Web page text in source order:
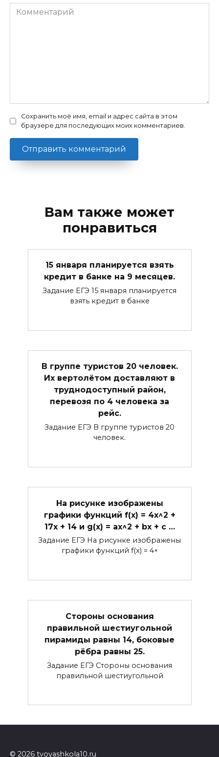
Комментарий
Сохранить моё имя, email и адрес сайта в этом
браузере для последующих моих комментариев.
Вам также может
понравиться
15 января планируется взять
кредит в банке на 9 месяцев.
Задание ЕГЭ 15 января планируется
взять кредит в банке
В группе туристов 20 человек.
Их вертолётом доставляют в
труднодоступный район,
перевозя по 4 человека за
рейс.
Задание ЕГЭ В группе туристов 20
человек.
На рисунке изображены
графики функций f(x) = 4x^2 +
17x + 14 и g(x) = ax^2 + bx + c …
Задание ЕГЭ На рисунке изображены
графики функций f(x) = 4×
Стороны основания
правильной шестиугольной
пирамиды равны 14, боковые
рёбра равны 25.
Задание ЕГЭ Стороны основания
правильной шестиугольной
© 2026 tvoyashkola10.ru